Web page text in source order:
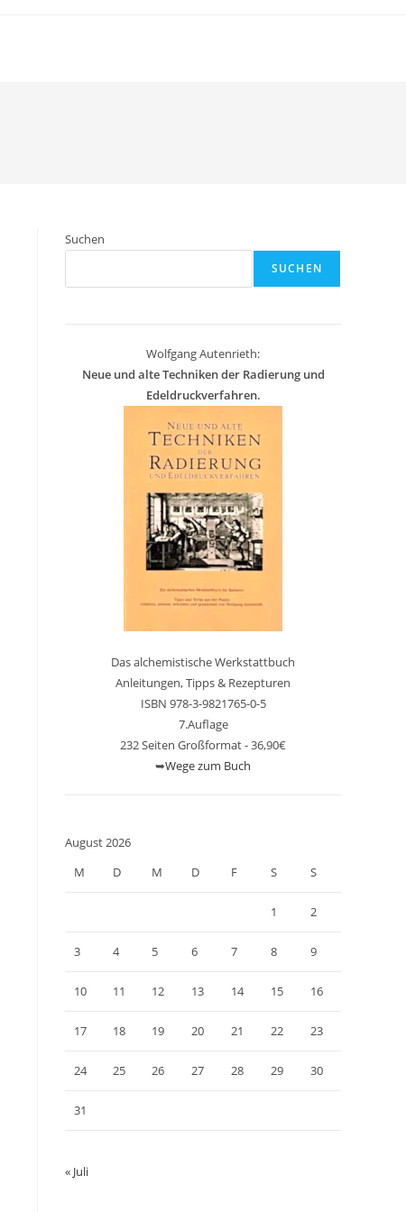
Suchen
SUCHEN
Wolfgang Autenrieth:
Neue und alte Techniken der Radierung und
Edeldruckverfahren.
Das alchemistische Werkstattbuch
Anleitungen, Tipps & Rezepturen
ISBN 978-3-9821765-0-5
7.Auflage
232 Seiten Großformat - 36,90€
➥Wege zum Buch
August 2026
M
D M D F S S
1 2
3 4 5 6 7 8 9
10 11 12 13 14 15 16
17 18 19 20 21 22 23
24 25 26 27 28 29 30
31
« Juli